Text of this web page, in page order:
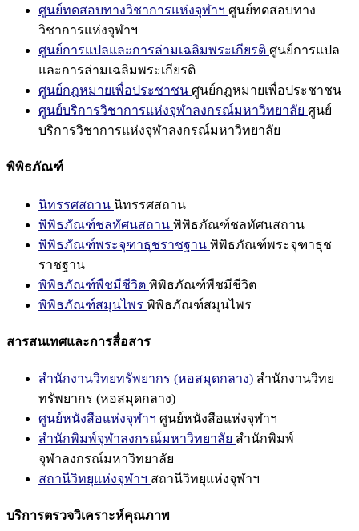
ศูนย์ทดสอบทางวิชาการแห่งจุฬาฯ ศูนย์ทดสอบทาง
วิชาการแห่งจุฬาฯ
ศูนย์การแปลและการล่ามเฉลิมพระเกียรติ ศูนย์การแปล
และการล่ามเฉลิมพระเกียรติ
ศูนย์กฎหมายเพื่อประชาชน ศูนย์กฎหมายเพื่อประชาชน
ศูนย์บริการวิชาการแห่งจุฬาลงกรณ์มหาวิทยาลัย ศูนย์
บริการวิชาการแห่งจุฬาลงกรณ์มหาวิทยาลัย
พิพิธภัณฑ์
นิทรรศสถาน นิทรรศสถาน
พิพิธภัณฑ์ชลทัศนสถาน พิพิธภัณฑ์ชลทัศนสถาน
พิพิธภัณฑ์พระจุฑาธุชราชฐาน พิพิธภัณฑ์พระจุฑาธุช
ราชฐาน
พิพิธภัณฑ์พืชมีชีวิต พิพิธภัณฑ์พืชมีชีวิต
พิพิธภัณฑ์สมุนไพร พิพิธภัณฑ์สมุนไพร
สารสนเทศและการสื่อสาร
สำนักงานวิทยทรัพยากร (หอสมุดกลาง) สำนักงานวิทย
ทรัพยากร (หอสมุดกลาง)
ศูนย์หนังสือแห่งจุฬาฯ ศูนย์หนังสือแห่งจุฬาฯ
สำนักพิมพ์จุฬาลงกรณ์มหาวิทยาลัย สำนักพิมพ์
จุฬาลงกรณ์มหาวิทยาลัย
สถานีวิทยุแห่งจุฬาฯ สถานีวิทยุแห่งจุฬาฯ
บริการตรวจวิเคราะห์คุณภาพ